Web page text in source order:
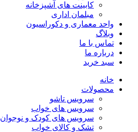
کابینت های آشپزخانه
مبلمان اداری
واحد معماری و دکوراسیون
وبلاگ
تماس با ما
درباره ما
سبد خرید
خانه
محصولات
سرویس تاشو
سرویس های خواب
سرویس های کودک و نوجوان
تشک و کالای خواب